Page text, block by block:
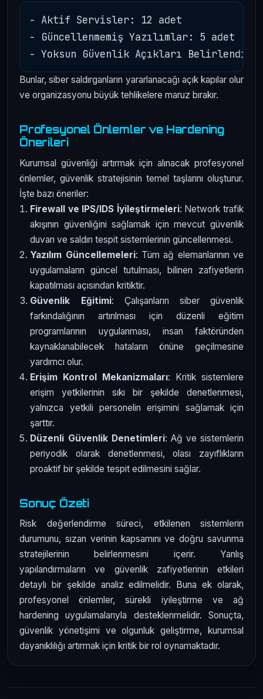
- Aktif Servisler: 12 adet
- Güncellenmemiş Yazılımlar: 5 adet
Bunlar, siber saldırganların yararlanacağı açık kapılar olur
ve organizasyonu büyük tehlikelere maruz bırakır.
Profesyonel Önlemler ve Hardening
Önerileri
Kurumsal güvenliği artırmak için alınacak profesyonel
önlemler, güvenlik stratejisinin temel taşlarını oluşturur.
İşte bazı öneriler:
Firewall ve IPS/IDS İyileştirmeleri: Network trafik
akışının güvenliğini sağlamak için mevcut güvenlik
duvarı ve saldırı tespit sistemlerinin güncellenmesi.
Yazılım Güncellemeleri: Tüm ağ elemanlarının ve
uygulamaların güncel tutulması, bilinen zafiyetlerin
kapatılması açısından kritiktir.
Güvenlik Eğitimi: Çalışanların siber güvenlik
farkındalığının artırılması için düzenli eğitim
programlarının uygulanması, insan faktöründen
kaynaklanabilecek hataların önüne geçilmesine
yardımcı olur.
Erişim Kontrol Mekanizmaları: Kritik sistemlere
erişim yetkilerinin sıkı bir şekilde denetlenmesi,
yalnızca yetkili personelin erişimini sağlamak için
şarttır.
Düzenli Güvenlik Denetimleri: Ağ ve sistemlerin
periyodik olarak denetlenmesi, olası zayıflıkların
proaktif bir şekilde tespit edilmesini sağlar.
Sonuç Özeti
Risk değerlendirme süreci, etkilenen sistemlerin
durumunu, sızan verinin kapsamını ve doğru savunma
stratejilerinin belirlenmesini içerir. Yanlış
yapılandırmaların ve güvenlik zafiyetlerinin etkileri
detaylı bir şekilde analiz edilmelidir. Buna ek olarak,
profesyonel önlemler, sürekli iyileştirme ve ağ
hardening uygulamalarıyla desteklenmelidir. Sonuçta,
güvenlik yönetişimi ve olgunluk geliştirme, kurumsal
dayanıklılığı artırmak için kritik bir rol oynamaktadır.